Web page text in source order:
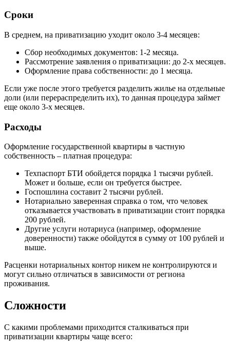
Сроки
В среднем, на приватизацию уходит около 3-4 месяцев:
Сбор необходимых документов: 1-2 месяца.
Рассмотрение заявления о приватизации: до 2-х месяцев.
Оформление права собственности: до 1 месяца.
Если уже после этого требуется разделить жилье на отдельные
доли (или перераспределить их), то данная процедура займет
еще около 3-х месяцев.
Расходы
Оформление государственной квартиры в частную
собственность – платная процедура:
Техпаспорт БТИ обойдется порядка 1 тысячи рублей.
Может и больше, если он требуется быстрее.
Госпошлина составит 2 тысячи рублей.
Нотариально заверенная справка о том, что человек
отказывается участвовать в приватизации стоит порядка
200 рублей.
Другие услуги нотариуса (например, оформление
доверенности) также обойдутся в сумму от 100 рублей и
выше.
Расценки нотариальных контор никем не контролируются и
могут сильно отличаться в зависимости от региона
проживания.
Сложности
С какими проблемами приходится сталкиваться при
приватизации квартиры чаще всего: